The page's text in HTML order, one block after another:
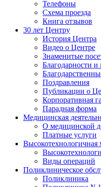
Телефоны
Схема проезда
Книга отзывов
30 лет Центру
История Центра
Видео о Центре
Знаменитые
Благодарности и
Поздравления
Публикации о
Корпоративная
Парадная форма
Медицинская
О медицинской
Платные услуги
Виды операций
Поликлиническое
Поликлиника